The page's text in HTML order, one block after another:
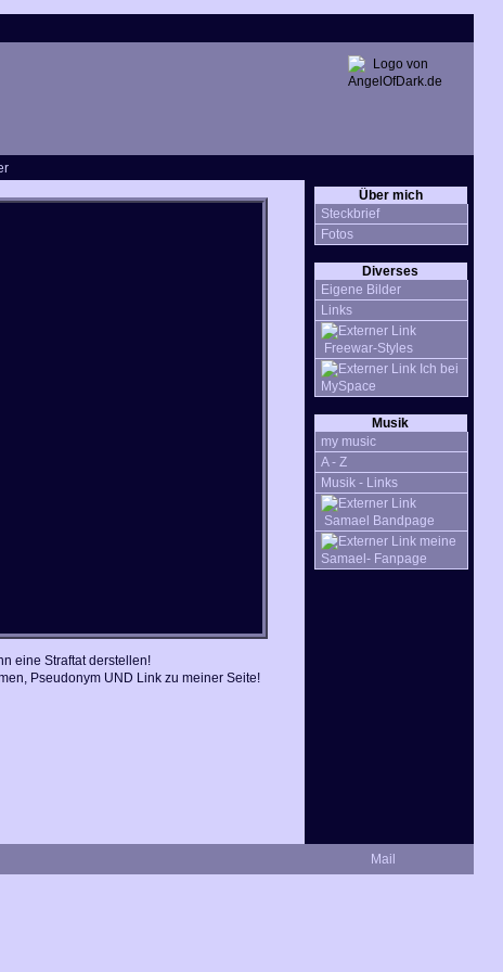
Über mich
Steckbrief
Fotos
Diverses
Eigene Bilder
Links
Freewar-Styles
Ich bei
MySpace
Musik
my music
A - Z
Musik - Links
Samael Bandpage
meine
Samael- Fanpage
eine Straftat derstellen!
Pseudonym UND Link zu meiner Seite!
Mail